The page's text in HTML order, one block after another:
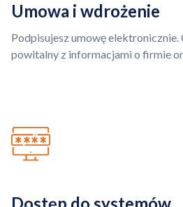
Umowa i wdrożenie
Podpisujesz umowę
powitalny z informacjami o firmie